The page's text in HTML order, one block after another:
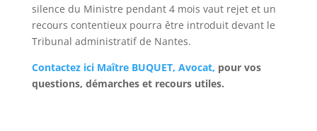
silence du Ministre pendant 4 mois vaut rejet et un
recours contentieux pourra être introduit devant le
Tribunal administratif de Nantes.
Contactez ici Maître BUQUET, Avocat, pour vos
questions, démarches et recours utiles.